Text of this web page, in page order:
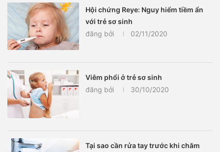
Hội chứng Reye: Nguy hiểm tiềm ẩn
với trẻ sơ sinh
đăng bởi
02/11/2020
Viêm phổi ở trẻ sơ sinh
đăng bởi
30/10/2020
Tại sao cần rửa tay trước khi chăm